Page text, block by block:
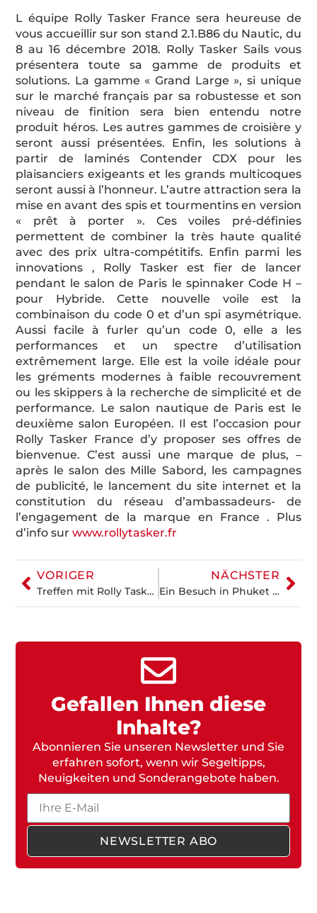
L équipe Rolly Tasker France sera heureuse de
vous accueillir sur son stand 2.1.B86 du Nautic, du
8 au 16 décembre 2018. Rolly Tasker Sails vous
présentera toute sa gamme de produits et
solutions. La gamme « Grand Large », si unique
sur le marché français par sa robustesse et son
niveau de finition sera bien entendu notre
produit héros. Les autres gammes de croisière y
seront aussi présentées. Enfin, les solutions à
partir de laminés Contender CDX pour les
plaisanciers exigeants et les grands multicoques
seront aussi à l’honneur. L’autre attraction sera la
mise en avant des spis et tourmentins en version
« prêt à porter ». Ces voiles pré-définies
permettent de combiner la très haute qualité
avec des prix ultra-compétitifs. Enfin parmi les
innovations , Rolly Tasker est fier de lancer
pendant le salon de Paris le spinnaker Code H –
pour Hybride. Cette nouvelle voile est la
combinaison du code 0 et d’un spi asymétrique.
Aussi facile à furler qu’un code 0, elle a les
performances et un spectre d’utilisation
extrêmement large. Elle est la voile idéale pour
les gréments modernes à faible recouvrement
ou les skippers à la recherche de simplicité et de
performance. Le salon nautique de Paris est le
deuxième salon Européen. Il est l’occasion pour
Rolly Tasker France d’y proposer ses offres de
bienvenue. C’est aussi une marque de plus, –
après le salon des Mille Sabord, les campagnes
de publicité, le lancement du site internet et la
constitution du réseau d’ambassadeurs- de
l’engagement de la marque en France . Plus
d’info surwww.rollytasker.fr
VORIGER
Treffen mit Rolly Tasker Sails auf der METS Amsterdam
NÄCHSTER
Ein Besuch in Phuket auf unserer Weltumseglung
Gefallen Ihnen diese
Inhalte?
Abonnieren Sie unseren Newsletter und Sie
erfahren sofort, wenn wir Segeltipps,
Neuigkeiten und Sonderangebote haben.
Email
NEWSLETTER ABO